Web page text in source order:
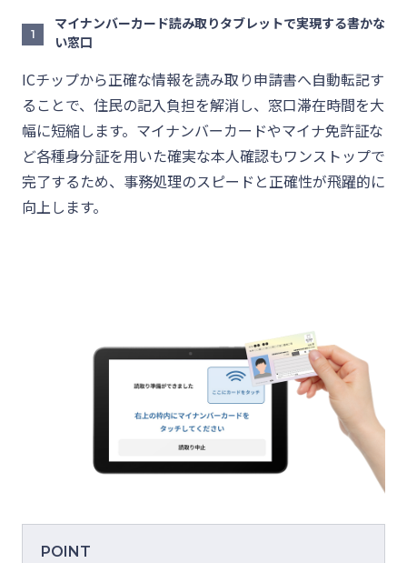
1
マイナンバーカード読み取りタブレットで実現する書かな
い窓口
ICチップから正確な情報を読み取り申請書へ自動転記す
ることで、住民の記入負担を解消し、窓口滞在時間を大
幅に短縮します。マイナンバーカードやマイナ免許証な
ど各種身分証を用いた確実な本人確認もワンストップで
完了するため、事務処理のスピードと正確性が飛躍的に
向上します。
POINT